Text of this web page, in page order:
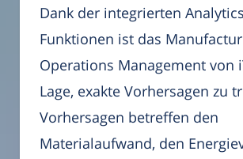
Dank der integrierten
Funktionen ist das
Operations Management von
Lage, exakte Vorhersagen zu
Vorhersagen betreffen den
Materialaufwand, den